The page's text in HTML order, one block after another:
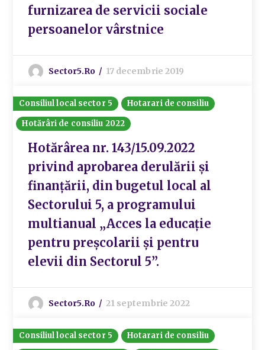
furnizarea de servicii sociale
persoanelor vârstnice
Sector5.ro 17 decembrie 2019
Consiliul local sector 5
Hotarari de consiliu
Hotărâri de consiliu 2022
Hotărârea nr. 143/15.09.2022
privind aprobarea derulării și
finanțării, din bugetul local al
Sectorului 5, a programului
multianual „Acces la educație
pentru preșcolarii și pentru
elevii din Sectorul 5”.
Sector5.ro 21 septembrie 2022
Consiliul local sector 5
Hotarari de consiliu